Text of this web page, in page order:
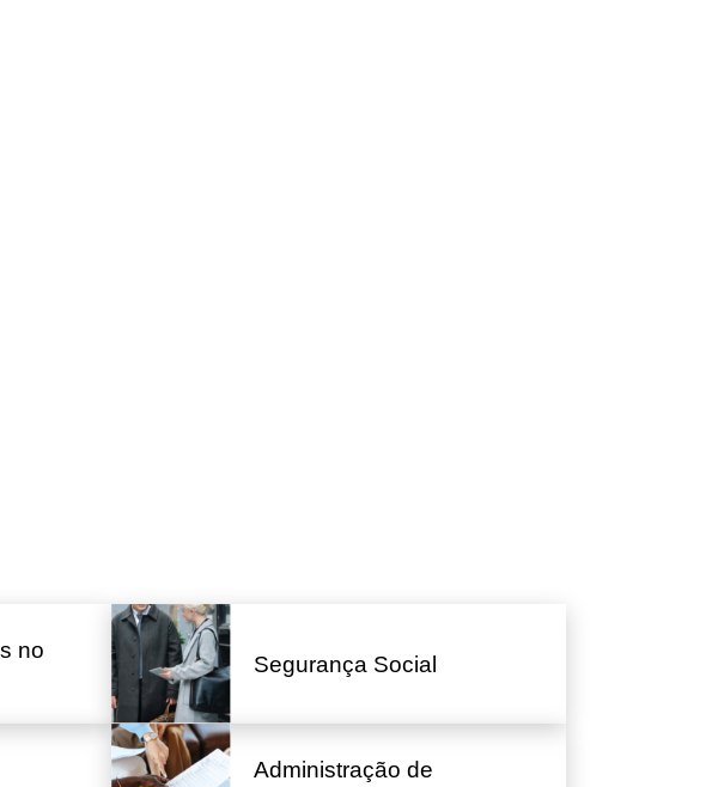
no
Segurança Social
Administração de